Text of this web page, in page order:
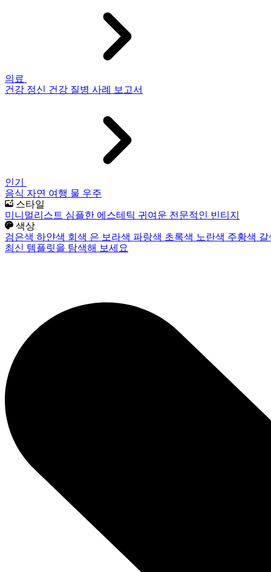
의료
건강 정신 건강 질병 사례 보고서
인기
음식 자연 여행 물 우주
스타일
미니멀리스트 심플한 에스테틱 귀여운 전문적인 빈티지
색상
검은색 하얀색 회색 은 보라색 파랑색 초록색 노란색 주황색
최신 템플릿을 탐색해 보세요